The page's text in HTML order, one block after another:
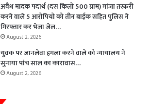
अवैध मादक पदार्थ (दस किलो 500 ग्राम) गांजा तस्करी
करने वाले 5 आरोपियो को तीन बाईक सहित पुलिस ने
गिरफ्तार कर भेजा जेल…
August 2, 2026
युवक पर जानलेवा हमला करने वाले को न्यायालय ने
सुनाया पांच साल का कारावास…
August 2, 2026